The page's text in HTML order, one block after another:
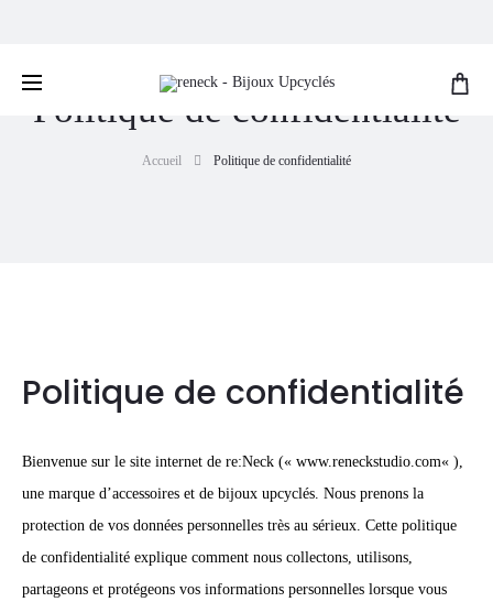
Politique de confidentialité
Accueil Politique de confidentialité
Politique de confidentialité
Bienvenue sur le site internet de re:Neck (« www.reneckstudio.com« ),
une marque d’accessoires et de bijoux upcyclés. Nous prenons la
protection de vos données personnelles très au sérieux. Cette politique
de confidentialité explique comment nous collectons, utilisons,
partageons et protégeons vos informations personnelles lorsque vous